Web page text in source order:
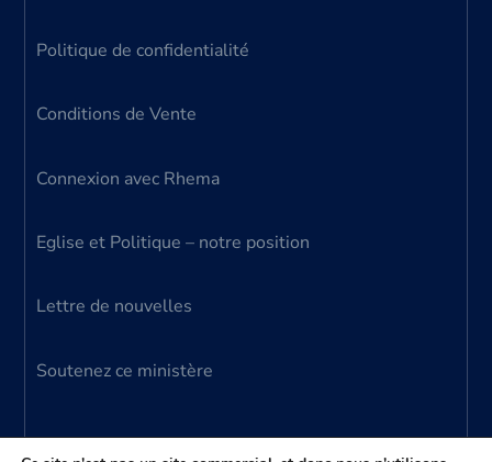
Politique de confidentialité
Conditions de Vente
Connexion avec Rhema
Eglise et Politique – notre position
Lettre de nouvelles
Soutenez ce ministère